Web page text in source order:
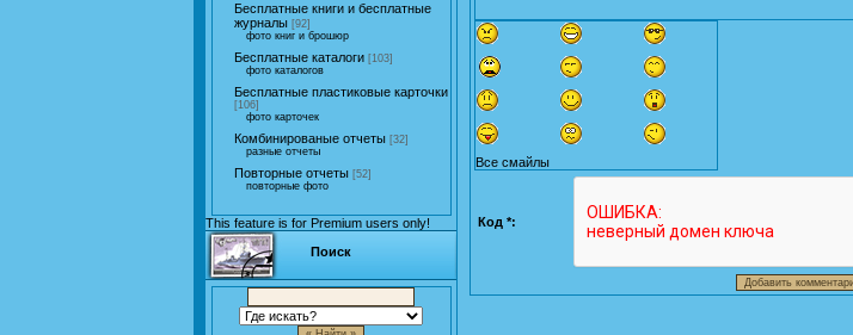
Бесплатные книги и бесплатные
журналы [92]
фото книг и брошюр
Бесплатные каталоги [103]
фото каталогов
Бесплатные пластиковые карточки
[106]
фото карточек
Комбинированые отчеты [32]
разные отчеты
Повторные отчеты [52]
повторные фото
This feature is for Premium users only!
Поиск
Все смайлы
Код *: